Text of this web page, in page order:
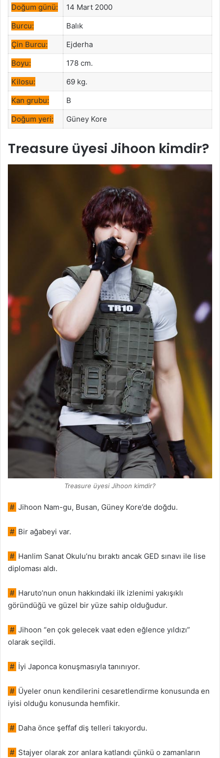
Doğum günü:
14 Mart 2000
Burcu:
Balık
Çin Burcu:
Ejderha
Boyu:
178 cm.
Kilosu:
69 kg.
Kan grubu:
B
Doğum yeri:
Güney Kore
Treasure üyesi Jihoon kimdir?
Treasure üyesi Jihoon kimdir?
# Jihoon Nam-gu, Busan, Güney Kore’de doğdu.
# Bir ağabeyi var.
# Hanlim Sanat Okulu’nu bıraktı ancak GED sınavı ile lise
diploması aldı.
# Haruto’nun onun hakkındaki ilk izlenimi yakışıklı
göründüğü ve güzel bir yüze sahip olduğudur.
# Jihoon “en çok gelecek vaat eden eğlence yıldızı”
olarak seçildi.
# İyi Japonca konuşmasıyla tanınıyor.
# Üyeler onun kendilerini cesaretlendirme konusunda en
iyisi olduğu konusunda hemfikir.
# Daha önce şeffaf diş telleri takıyordu.
# Stajyer olarak zor anlara katlandı çünkü o zamanların